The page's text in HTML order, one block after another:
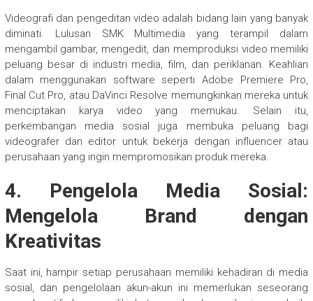
Videografi dan pengeditan video adalah bidang lain yang banyak
diminati. Lulusan SMK Multimedia yang terampil dalam
mengambil gambar, mengedit, dan memproduksi video memiliki
peluang besar di industri media, film, dan periklanan. Keahlian
dalam menggunakan software seperti Adobe Premiere Pro,
Final Cut Pro, atau DaVinci Resolve memungkinkan mereka untuk
menciptakan karya video yang memukau. Selain itu,
perkembangan media sosial juga membuka peluang bagi
videografer dan editor untuk bekerja dengan influencer atau
perusahaan yang ingin mempromosikan produk mereka.
4. Pengelola Media Sosial:
Mengelola Brand dengan
Kreativitas
Saat ini, hampir setiap perusahaan memiliki kehadiran di media
sosial, dan pengelolaan akun-akun ini memerlukan seseorang